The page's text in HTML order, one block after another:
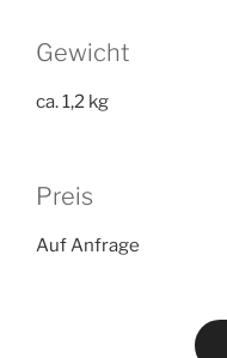
Gewicht
ca. 1,2 kg
Preis
Auf Anfrage